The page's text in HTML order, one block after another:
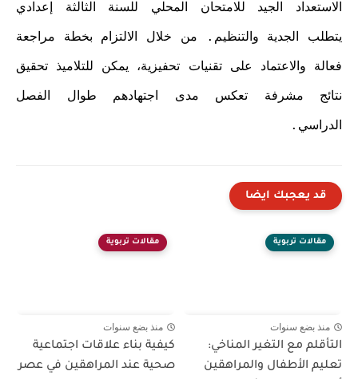
الاستعداد الجيد للامتحان المحلي للسنة الثالثة إعدادي
يتطلب الجدية والتنظيم. من خلال الالتزام بخطة مراجعة
فعالة والاعتماد على تقنيات تحفيزية، يمكن للتلاميذ تحقيق
نتائج مشرفة تعكس مدى اجتهادهم طوال الفصل
الدراسي.
قد يعجبك ايضا
مقالات تربوية
منذ بضع سنوات
التأقلم مع التغير المناخي:
تعليم الأطفال والمراهقين
مقالات تربوية
منذ بضع سنوات
كيفية بناء علاقات اجتماعية
صحية عند المراهقين في عصر